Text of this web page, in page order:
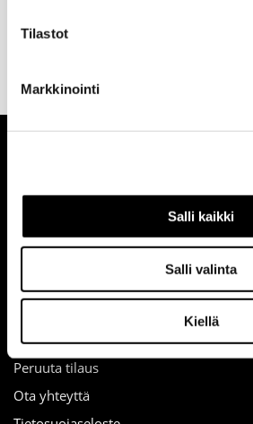
Tilastot
Markkinointi
Salli kaikki
Salli valinta
Kiellä
Valitse toimitustapa
yhteydessä
info
Sopimusehdot
Peruuta tilaus
Ota yhteyttä